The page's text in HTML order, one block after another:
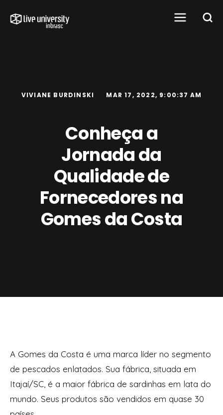
VIVIANE BURDINSKI MAR 17, 2022, 9:00:37 AM
Conheça a
Jornada da
Qualidade de
Fornecedores na
Gomes da Costa
A Gomes da Costa é uma marca líder no segmento
de pescados enlatados. Sua fábrica, situada em
Itajaí/SC, é a maior fábrica de sardinhas em lata do
mundo. Seus produtos são vendidos em quase 30